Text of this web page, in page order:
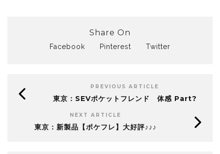
Share On
Facebook Pinterest Twitter
PREVIOUS ARTICLE
東京：SEVポケットフレンド 体感 Part?
NEXT ARTICLE
東京：新製品【ポケフレ】大好評♪♪♪